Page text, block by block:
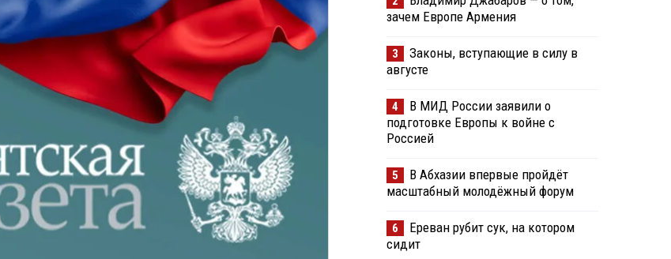
зачем Европе Армения
3
Законы, вступающие в силу в
августе
4
В МИД России заявили о
подготовке Европы к войне с
Россией
5
В Абхазии впервые пройдёт
масштабный молодёжный форум
6
Ереван рубит сук, на котором
сидит